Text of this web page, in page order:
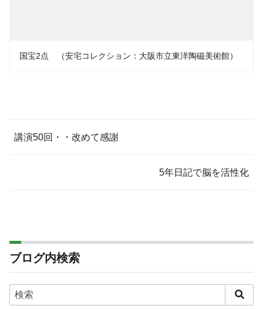
国宝2点 （安宅コレクション：大阪市立東洋陶磁美術館）
講演50回・・改めて感謝
5年日記で脳を活性化
ブログ内検索